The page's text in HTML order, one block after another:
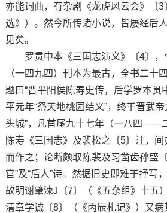
亦能词曲，有杂剧《龙虎风云会》〔3
选》）。然今所传诸小说，皆屡经后
见矣。
罗贯中本《三国志演义》〔4〕，
（一四九四）刊本为最古，全书二十
题曰“晋平阳侯陈寿史传，后学罗本贯
平元年“祭天地桃园结义”，终于晋武
头城”，凡首尾九十七年（一八四——
陈寿《三国志》及裴松之〔5〕注，
而作之；论断颇取陈裴及习凿齿孙盛
官”及“后人”诗。然据旧史即难于抒写
故明谢肇湅J〔7〕（《五杂组》十五）
清章学诚〔8〕（《丙辰札记》）又病